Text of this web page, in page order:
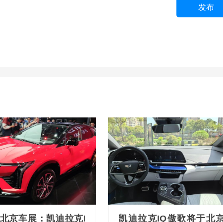
发布
京车展：凯迪拉克I 凯迪拉克IQ傲歌将于北